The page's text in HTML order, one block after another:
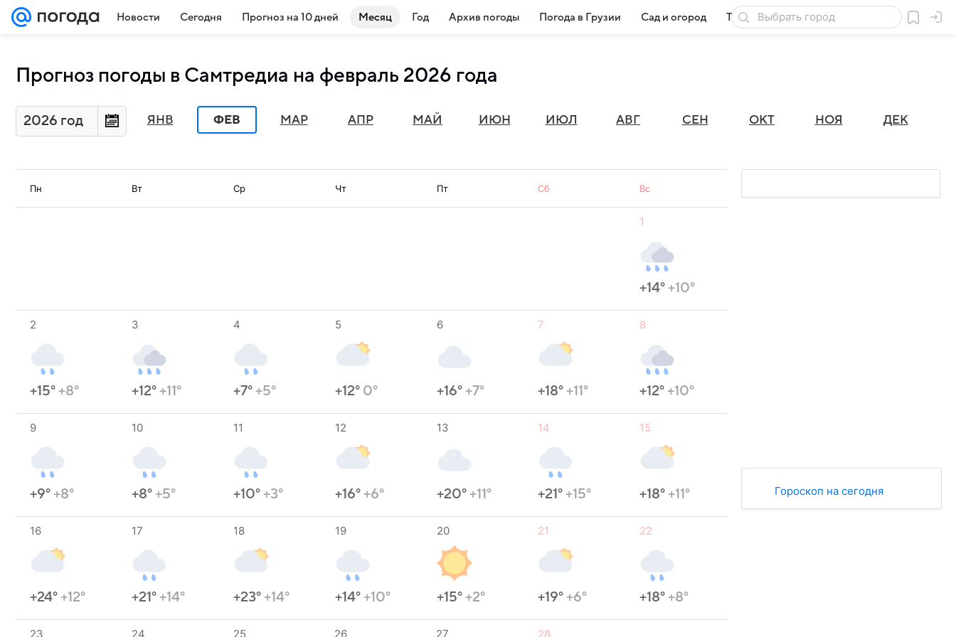
Новости Сегодня Прогноз на 10 дней Месяц Год Архив погоды Погода в Грузии Сад и огород Товары для дачи
Прогноз погоды в Самтредиа на февраль 2026 года
2026 год ЯНВ ФЕВ МАР АПР МАЙ ИЮН ИЮЛ АВГ СЕН ОКТ НОЯ ДЕК
Пн Вт Ср Чт Пт Сб Вс
1
+14°+10°
2
+15°+8°
3
+12°+11°
4
+7°+5°
5
+12° 0°
6
+16°+7°
7
+18°+11°
8
+12°+10°
9
+9°+8°
10
+8°+5°
11
+10°+3°
12
+16°+6°
13
+20°+11°
14
+21°+15°
15
+18°+11°
16
+24°+12°
17
+21°+14°
18
+23°+14°
19
+14°+10°
20
+15°+2°
21
+19°+6°
22
+18°+8°
23 24 25 26 27 28
Гороскоп на сегодня